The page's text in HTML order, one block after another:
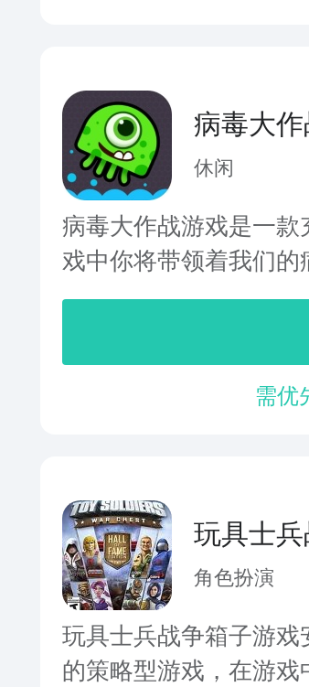
病毒大作
休闲
病毒大作战游戏是一
戏中你将带领着我们
需优
玩具士
角色扮演
玩具士兵战争箱子游
的策略型游戏，在游